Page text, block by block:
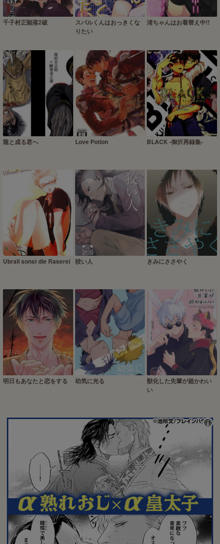
千子村正陥落2破
スバルくんはおっきくな
りたい
渚ちゃんはお着替え中!!
龍と成る君へ Love Potion BLACK -御沢再録集-
Ubrall sonst die Raserei 狡い人 きみにささやく
明日もあなたと恋をする 幼気に光る
獣化した先輩が超かわい
い